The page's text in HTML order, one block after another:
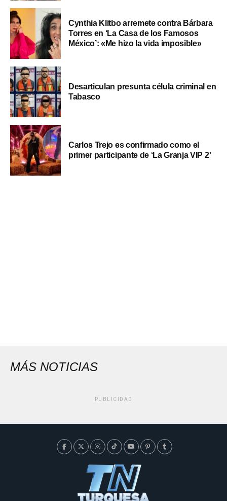
Cynthia Klitbo arremete contra Bárbara
Torres en ‘La Casa de los Famosos
México’: «Me hizo la vida imposible»
Desarticulan presunta célula criminal en
Tabasco
Carlos Trejo es confirmado como el
primer participante de ‘La Granja VIP 2’
MÁS NOTICIAS
PUBLICIDAD